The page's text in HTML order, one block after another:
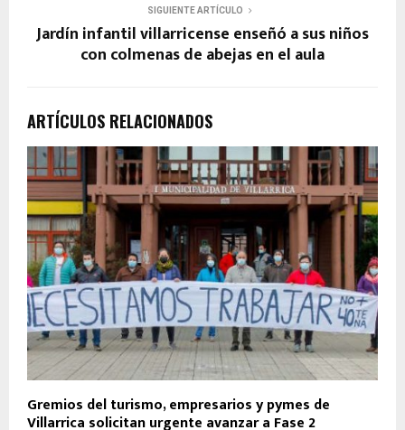
SIGUIENTE ARTÍCULO
Jardín infantil villarricense enseñó a sus niños
con colmenas de abejas en el aula
ARTÍCULOS RELACIONADOS
Gremios del turismo, empresarios y pymes de
Villarrica solicitan urgente avanzar a Fase 2